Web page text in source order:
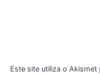
Este site utiliza o Akismet